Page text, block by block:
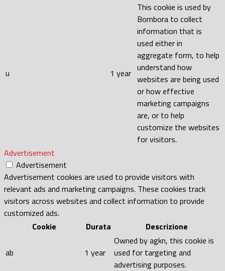
u 1 year
This cookie is used by
Bombora to collect
information that is
used either in
aggregate form, to help
understand how
websites are being used
or how effective
marketing campaigns
are, or to help
customize the websites
for visitors.
Advertisement
Advertisement
Advertisement cookies are used to provide visitors with
relevant ads and marketing campaigns. These cookies track
visitors across websites and collect information to provide
customized ads.
Cookie
Durata Descrizione
ab 1 year
Owned by agkn, this cookie is
used for targeting and
advertising purposes.